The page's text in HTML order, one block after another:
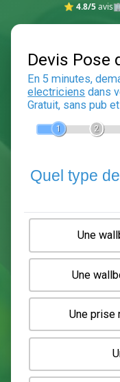
⭐ 4.8/5avis
Devis
En 5
Gratuit, sans
Quel
Une